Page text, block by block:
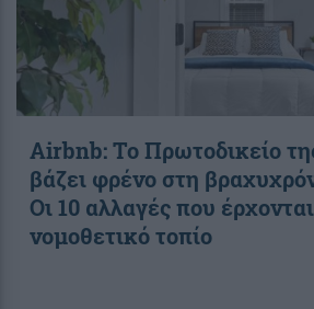
Airbnb: Το Πρωτοδικείο
βάζει φρένο στη
Οι 10 αλλαγές που
νομοθετικό τοπίο